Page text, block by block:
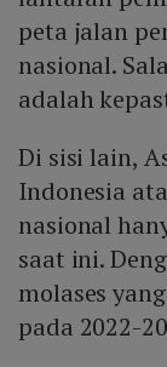
peta jalan
nasional.
adalah
Di sisi lain,
Indonesia
nasional
saat ini.
molases
pada 2022-